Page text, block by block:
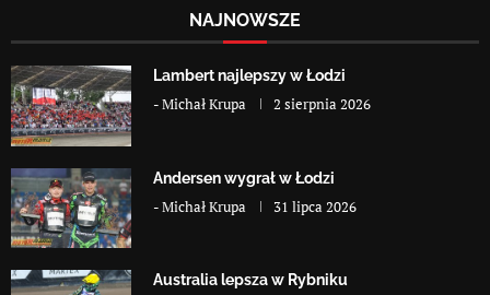
NAJNOWSZE
Lambert najlepszy w Łodzi
-Michał Krupa 2 sierpnia 2026
Andersen wygrał w Łodzi
-Michał Krupa 31 lipca 2026
Australia lepsza w Rybniku